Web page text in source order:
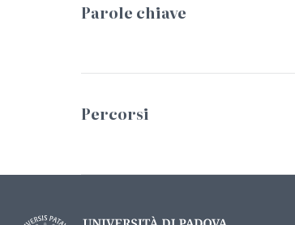
Parole chiave
Percorsi